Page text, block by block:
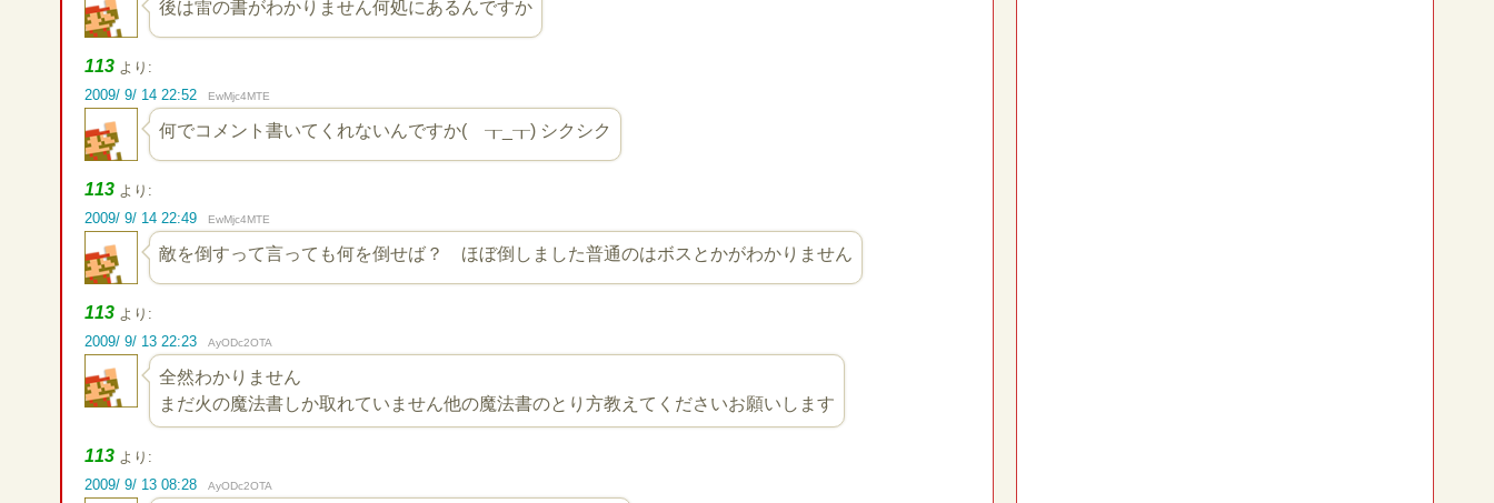
後は雷の書がわかりません何処にあるんですか
113 より:
2009/ 9/ 14 22:52
EwMjc4MTE
何でコメント書いてくれないんですか( ┰_┰) シクシク
113 より:
2009/ 9/ 14 22:49
EwMjc4MTE
敵を倒すって言っても何を倒せば？ ほぼ倒しました普通のはボスとかがわかりません
113 より:
2009/ 9/ 13 22:23
AyODc2OTA
全然わかりません
まだ火の魔法書しか取れていません他の魔法書のとり方教えてくださいお願いします
113 より:
2009/ 9/ 13 08:28
AyODc2OTA